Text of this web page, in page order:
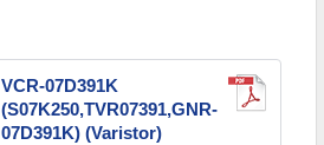
VCR-07D391K
(S07K250,TVR07391,GNR-
07D391K) (Varistor)